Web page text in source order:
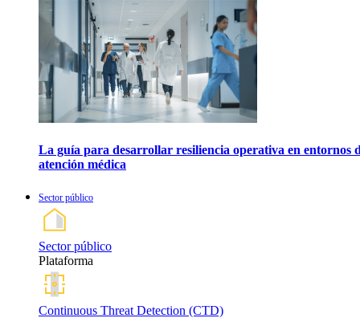
La guía para desarrollar resiliencia operativa en entornos
atención médica
Sector público
Sector público
Plataforma
Continuous Threat Detection (CTD)